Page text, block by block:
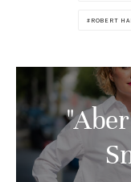
ROBERT